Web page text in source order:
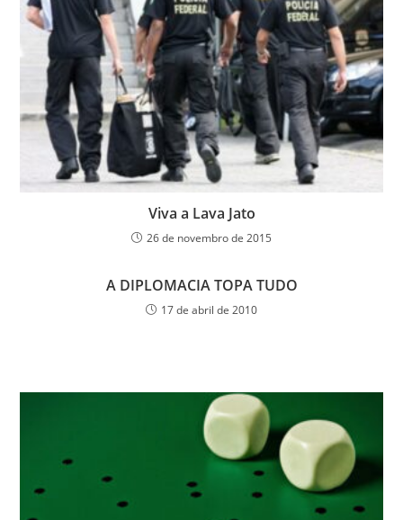
Viva a Lava Jato
26 de novembro de 2015
A DIPLOMACIA TOPA TUDO
17 de abril de 2010